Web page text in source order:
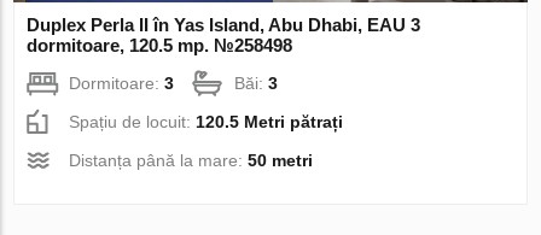
Duplex Perla II în Yas Island, Abu Dhabi, EAU 3
dormitoare, 120.5 mp. №258498
Dormitoare:3 Băi:3
Spațiu de locuit: 120.5 Metri pătrați
Distanța până la mare:50 metri